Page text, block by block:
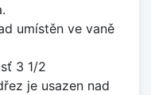
umístěn ve vaně
3 1/2
je usazen nad